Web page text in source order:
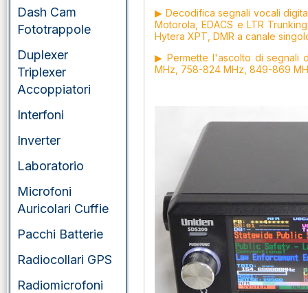
Dash Cam
Fototrappole
Duplexer
Triplexer
Accoppiatori
Interfoni
Inverter
Laboratorio
Microfoni
Auricolari Cuffie
Pacchi Batterie
Radiocollari GPS
Radiomicrofoni
▶ Decodifica segnali vocali
Motorola, EDACS e LTR
Hytera XPT, DMR a canale
▶ Permette l'ascolto di segnali
MHz, 758-824 MHz, 849-869